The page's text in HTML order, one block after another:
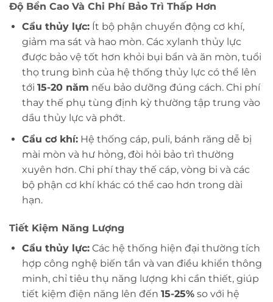
Độ Bền Cao Và Chi Phí Bảo Trì Thấp Hơn
Cẩu thủy lực:Ít bộ phận chuyển động cơ khí,
giảm ma sát và hao mòn. Các xylanh thủy lực
được bảo vệ tốt hơn khỏi bụi bẩn và ăn mòn, tuổi
thọ trung bình của hệ thống thủy lực có thể lên
tới 15-20 năm nếu bảo dưỡng đúng cách. Chi phí
thay thế phụ tùng định kỳ thường tập trung vào
dầu thủy lực và phớt.
Cẩu cơ khí:Hệ thống cáp, puli, bánh răng dễ bị
mài mòn và hư hỏng, đòi hỏi bảo trì thường
xuyên hơn. Chi phí thay thế cáp, vòng bi và các
bộ phận cơ khí khác có thể cao hơn trong dài
hạn.
Tiết Kiệm Năng Lượng
Cẩu thủy lực:Các hệ thống hiện đại thường tích
hợp công nghệ biến tần và van điều khiển thông
minh, chỉ tiêu thụ năng lượng khi cần thiết, giúp
tiết kiệm điện năng lên đến 15-25%so với hệ